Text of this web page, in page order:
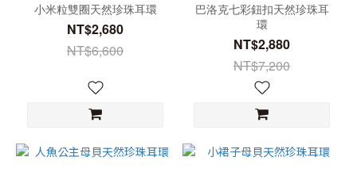
小米粒雙圈天然珍珠耳環
NT$2,680
NT$6,600
巴洛克七彩鈕扣天然珍珠耳
環
NT$2,880
NT$7,200